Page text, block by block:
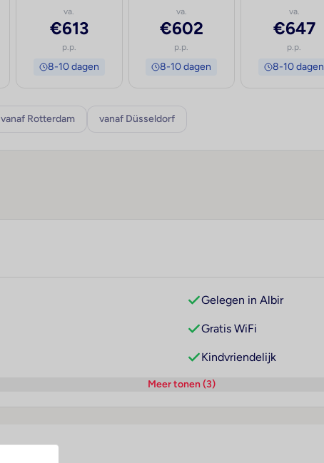
va.
€613
p.p.
8-10 dagen
va.
€602
p.p.
8-10 dagen
va.
€647
p.p.
8-10 dagen
vanaf Rotterdam vanaf Düsseldorf
Gelegen in Albir
Gratis WiFi
Kindvriendelijk
Meer tonen (3)